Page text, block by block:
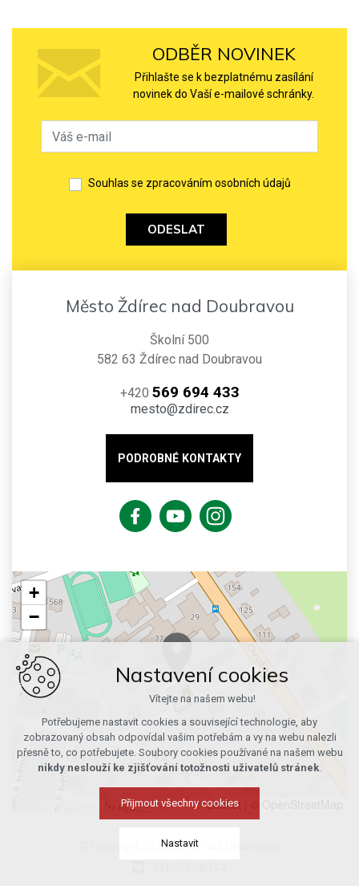
ODBĚR NOVINEK
Přihlašte se k bezplatnému zasílání
novinek do Vaší e-mailové schránky.
Souhlas se zpracováním osobních údajů
ODESLAT
Město Ždírec nad Doubravou
Školní 500
582 63 Ždírec nad Doubravou
+420 569 694 433
mesto@zdirec.cz
PODROBNÉ KONTAKTY
+
−
Leaflet
© Copyright 2026 Ždírec nad Doubravou
Nastavení cookies
Vítejte na našem webu!
Potřebujeme nastavit cookies a související technologie, aby
zobrazovaný obsah odpovídal vašim potřebám a vy na webu nalezli
přesně to, co potřebujete. Soubory cookies používané na našem webu
nikdy neslouží ke zjišťování totožnosti uživatelů stránek.
Přijmout všechny cookies
Nastavit